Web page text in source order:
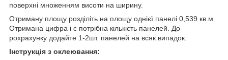
поверхні множенням висоти на ширину.
Отриману площу розділіть на площу однієї панелі 0,539 кв.м.
Отримана цифра і є потрібна кількість панелей. До
рохрахунку додайте 1-2шт. панелей на всяк випадок.
Інструкція з оклеювання: